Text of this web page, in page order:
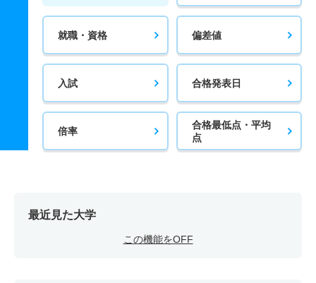
就職・資格 偏差値
入試 合格発表日
倍率
合格最低点・平均
点
最近見た大学
この機能をOFF